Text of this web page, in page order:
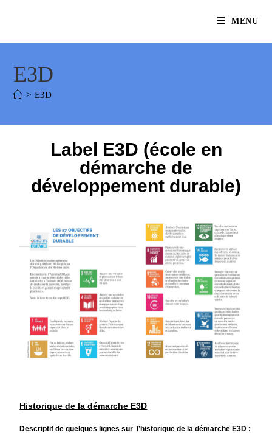
MENU
E3D
> E3D
Label E3D (école en
démarche de
développement durable)
Historique de la démarche E3D
Descriptif de quelques lignes sur l’historique de la démarche E3D :